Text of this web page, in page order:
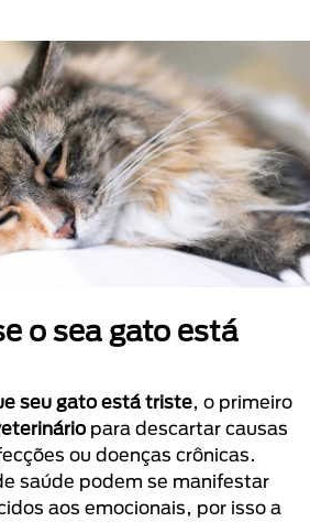
o sea gato está
seu gato está triste, o primeiro
para descartar causas
ou doenças crônicas.
saúde podem se manifestar
aos emocionais, por isso a